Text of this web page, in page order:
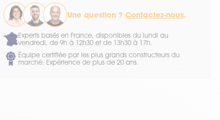
Une question ?Contactez-nous.
Experts basés en France, disponibles du lundi au
vendredi, de 9h à 12h30 et de 13h30 à 17h.
Équipe certifiée par les plus grands constructeurs du
marché. Expérience de plus de 20 ans.